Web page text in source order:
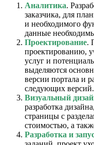
Аналитика.
заказчика, для
и необходимого
данные
Проектирование.
проектированию,
услуг и
выделяются
версии портала и
следующих версий.
Визуальный
разработка
страницы с
стоимостью, а
Разработка и